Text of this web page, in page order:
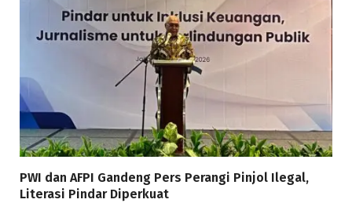
PWI dan AFPI Gandeng Pers Perangi Pinjol Ilegal,
Literasi Pindar Diperkuat